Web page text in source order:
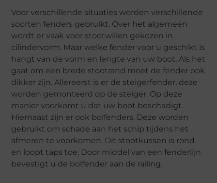
Voor verschillende situaties worden verschillende
soorten fenders gebruikt. Over het algemeen
wordt er vaak voor stootwillen gekozen in
cilindervorm. Maar welke fender voor u geschikt is
hangt van de vorm en lengte van uw boot. Als het
gaat om een brede stootrand moet de fender ook
dikker zijn. Allereerst is er de steigerfender, deze
worden gemonteerd op de steiger. Op deze
manier voorkomt u dat uw boot beschadigt.
Hiernaast zijn er ook bolfenders. Deze worden
gebruikt om schade aan het schip tijdens het
afmeren te voorkomen. Dit stootkussen is rond
en loopt taps toe. Door middel van een fenderlijn
bevestigt u de bolfender aan de railing.